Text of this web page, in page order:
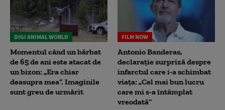
DIGI ANIMAL WORLD
Momentul când un bărbat
de 65 de ani este atacat de
un bizon: „Era chiar
deasupra mea”. Imaginile
sunt greu de urmărit
FILM NOW
Antonio Banderas,
declarație surpriză despre
infarctul care i-a schimbat
viața: „Cel mai bun lucru
care mi s-a întâmplat
vreodată”